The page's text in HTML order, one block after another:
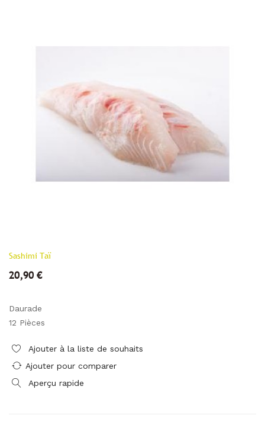
Sashimi Taï
20,90 €
Daurade
12 Pièces
Ajouter à la liste de souhaits
Ajouter pour comparer
Aperçu rapide